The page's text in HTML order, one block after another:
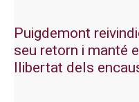
Puigdemont
seu retorn i manté
llibertat dels